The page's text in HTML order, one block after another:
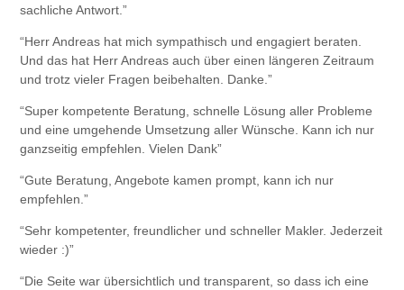
sachliche Antwort.”
“Herr Andreas hat mich sympathisch und engagiert beraten.
Und das hat Herr Andreas auch über einen längeren Zeitraum
und trotz vieler Fragen beibehalten. Danke.”
“Super kompetente Beratung, schnelle Lösung aller Probleme
und eine umgehende Umsetzung aller Wünsche. Kann ich nur
ganzseitig empfehlen. Vielen Dank”
“Gute Beratung, Angebote kamen prompt, kann ich nur
empfehlen.”
“Sehr kompetenter, freundlicher und schneller Makler. Jederzeit
wieder :)”
“Die Seite war übersichtlich und transparent, so dass ich eine